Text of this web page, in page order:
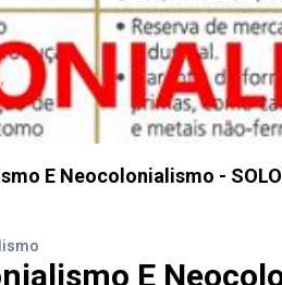
E Neocolonialismo -
E